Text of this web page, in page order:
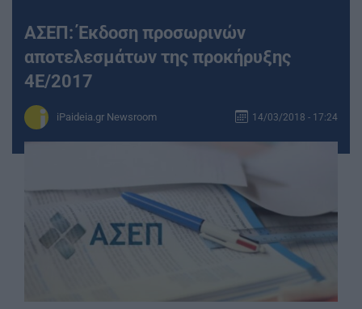
ΑΣΕΠ: Έκδοση προσωρινών
αποτελεσμάτων της προκήρυξης
4Ε/2017
iPaideia.gr Newsroom 14/03/2018 - 17:24